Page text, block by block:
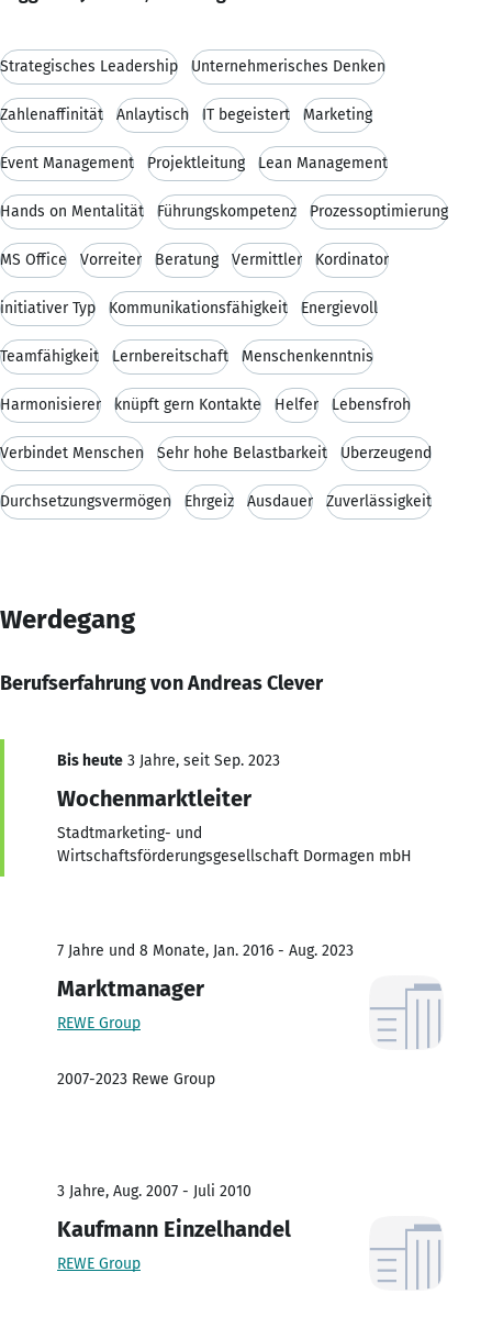
Strategisches Leadership Unternehmerisches Denken
Zahlenaffinität Anlaytisch IT begeistert Marketing
Event Management Projektleitung Lean Management
Hands on Mentalität Führungskompetenz Prozessoptimierung
MS Office Vorreiter Beratung Vermittler Kordinator
initiativer Typ Kommunikationsfähigkeit Energievoll
Teamfähigkeit Lernbereitschaft Menschenkenntnis
Harmonisierer knüpft gern Kontakte Helfer Lebensfroh
Verbindet Menschen Sehr hohe Belastbarkeit Überzeugend
Durchsetzungsvermögen Ehrgeiz Ausdauer Zuverlässigkeit
Werdegang
Berufserfahrung von Andreas Clever
Bis heute 3 Jahre, seit Sep. 2023
Wochenmarktleiter
Stadtmarketing- und
Wirtschaftsförderungsgesellschaft Dormagen mbH
7 Jahre und 8 Monate, Jan. 2016 - Aug. 2023
Marktmanager
REWE Group
2007-2023 Rewe Group
3 Jahre, Aug. 2007 - Juli 2010
Kaufmann Einzelhandel
REWE Group